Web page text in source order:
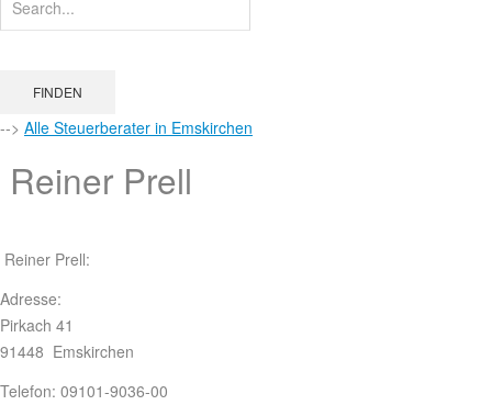
FINDEN
--> Alle Steuerberater in Emskirchen
Reiner Prell
Reiner Prell:
Adresse:
Pirkach 41
91448 Emskirchen
Telefon: 09101-9036-00